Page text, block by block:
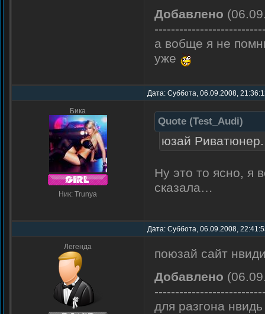
Добавлено
а вобще я не
уже
Дата: Суббота, 06.09.2008,
Бика
Ник: Trunya
Quote (Test_Audi)
юзай Риватюнер.
Ну это то ясно, я
сказала…
Дата: Суббота, 06.09.2008,
Легенда
поюзай сайт
Добавлено
для разгона